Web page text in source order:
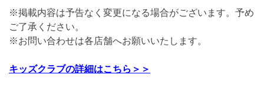
※掲載内容は予告なく変更になる場合がございます。予め
ご了承ください。
※お問い合わせは各店舗へお願いいたします。
キッズクラブの詳細はこちら＞＞